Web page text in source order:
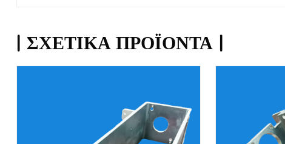
ΣΧΕΤΙΚΆ ΠΡΟΪΌΝΤΑ